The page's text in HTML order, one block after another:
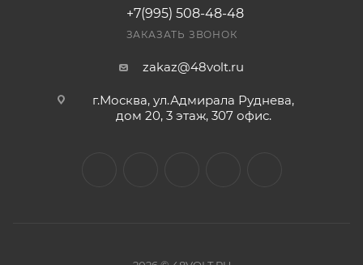
+7(995) 508-48-48
ЗАКАЗАТЬ ЗВОНОК
zakaz@48volt.ru
г.Москва, ул.Адмирала Руднева,
дом 20, 3 этаж, 307 офис.